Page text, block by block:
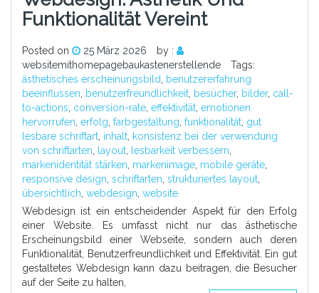
Funktionalität Vereint
Posted on 25 März 2026
by :
websitemithomepagebaukastenerstellende
Tags:
ästhetisches erscheinungsbild
benutzererfahrung
beeinflussen
benutzerfreundlichkeit besucher, bilder, call-
to-actions conversion-rate effektivität emotionen
hervorrufen erfolg farbgestaltung funktionalität gut
lesbare schriftart inhalt konsistenz bei der verwendung
von schriftarten
layout lesbarkeit verbessern
markenidentität stärken markenimage mobile geräte
responsive design schriftarten strukturiertes layout
übersichtlich webdesign website
Webdesign ist ein entscheidender Aspekt für den Erfolg
einer Website. Es umfasst nicht nur das ästhetische
Erscheinungsbild einer Webseite, sondern auch deren
Funktionalität, Benutzerfreundlichkeit und Effektivität. Ein gut
gestaltetes Webdesign kann dazu beitragen, die Besucher
auf der Seite zu halten,